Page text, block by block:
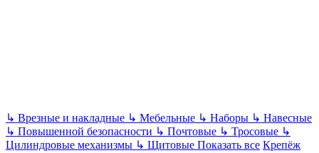
↳ Врезные и накладные ↳ Мебельные ↳ Наборы ↳ Навесные
↳ Повышенной безопасности ↳ Почтовые ↳ Тросовые ↳
Цилиндровые механизмы ↳ Щитовые Показать все Крепёж